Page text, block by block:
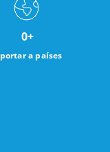
a países
0+